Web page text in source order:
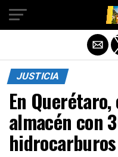
JUSTICIA
En
almacén con
hidrocarburos
Salir